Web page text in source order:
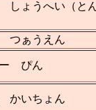
しょうへい（と
つぁうえん
ぴん
かいちょん